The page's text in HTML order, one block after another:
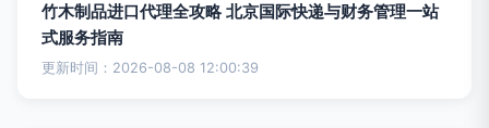
竹木制品进口代理全攻略 北京国际快递与财务管理一站
式服务指南
更新时间：2026-08-08 12:00:39